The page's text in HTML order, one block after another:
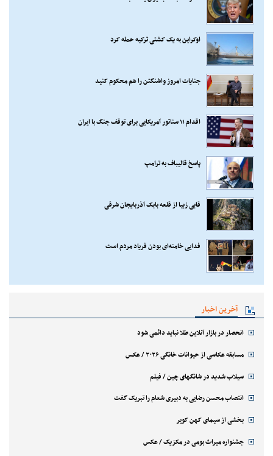
اوکراین به یک کشتی ترکیه حمله کرد
جنایات امروز واشنگتن را هم محکوم کنید
اقدام ۱۱ سناتور آمریکایی برای توقف جنگ با ایران
پاسخ قالیباف به ترامپ
قابی زیبا از قلعه بابک آذربایجان شرقی
فدایی خامنه‌ای بودن فریاد مردم است
آخرین اخبار
انحصار در بازار آنلاین طلا نباید دائمی شود
مسابقه عکاسی از حیوانات خانگی ۲۰۲۶ / عکس
سیلاب شدید در شانگهای چین / فیلم
انتصاب محسن رضایی به دبیری شعام را تبریک گفت
بخشی از سیمای کهن کویر
جشنواره میراث بومی در مکزیک / عکس